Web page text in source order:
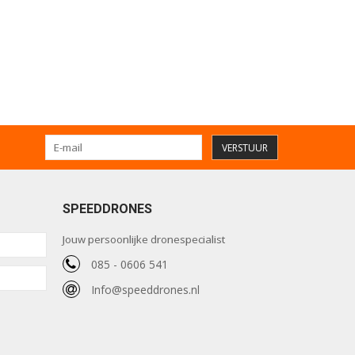
VERSTUUR
SPEEDDRONES
Jouw persoonlijke dronespecialist
085 - 0606 541
Info@speeddrones.nl